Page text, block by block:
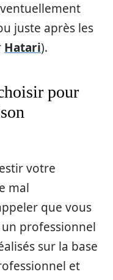
juste après les
Hatari).
pour
votre
mal
que vous
professionnel
sur la base
et